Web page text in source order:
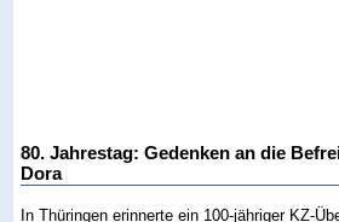
80. Jahrestag: Gedenken an die
Dora
In Thüringen erinnerte ein 100-jähriger KZ-